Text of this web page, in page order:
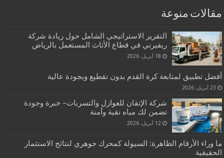
مقالات منوعة
التقرير الاستراتيجي الشامل حول ريادة شركة
ريفيرني في قطاع الأثاث المستعمل بالرياض
18 أبريل، 2026
أفضل تطبيق لمتابعة كرة القدم بدون تقطيع وبجودة عالية
23 أبريل، 2026
شركة الإتقان للعوازل والتسربات– خبرة وجودة
تضمن لك مياه نقية وآمنة
12 أبريل، 2026
ما وراء الأرقام الظاهرة: السيولة كمحرك جوهري لنتائج الاستثمار
الحقيقية